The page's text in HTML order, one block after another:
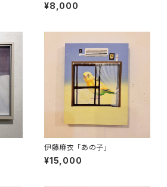
¥8,000
伊藤麻衣 「あの子」
¥15,000